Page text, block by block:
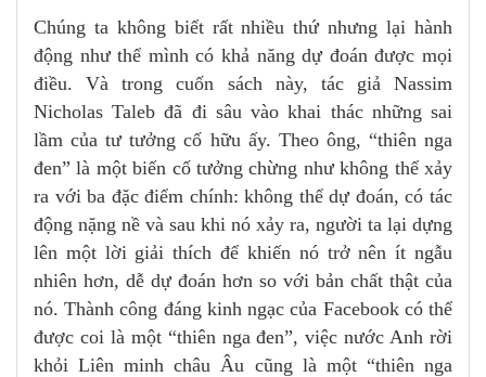
Chúng ta không biết rất nhiều thứ nhưng lại hành
động như thể mình có khả năng dự đoán được mọi
điều. Và trong cuốn sách này, tác giả Nassim
Nicholas Taleb đã đi sâu vào khai thác những sai
lầm của tư tưởng cố hữu ấy. Theo ông, “thiên nga
đen” là một biến cố tưởng chừng như không thể xảy
ra với ba đặc điểm chính: không thể dự đoán, có tác
động nặng nề và sau khi nó xảy ra, người ta lại dựng
lên một lời giải thích để khiến nó trở nên ít ngẫu
nhiên hơn, dễ dự đoán hơn so với bản chất thật của
nó. Thành công đáng kinh ngạc của Facebook có thể
được coi là một “thiên nga đen”, việc nước Anh rời
khỏi Liên minh châu Âu cũng là một “thiên nga